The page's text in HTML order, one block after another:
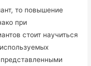
то повышение
при
стоит научиться
представленными